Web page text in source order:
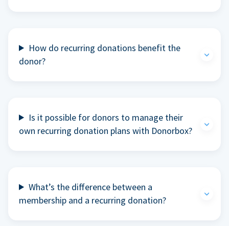
How do recurring donations benefit the
donor?
Is it possible for donors to manage their
own recurring donation plans with Donorbox?
What’s the difference between a
membership and a recurring donation?